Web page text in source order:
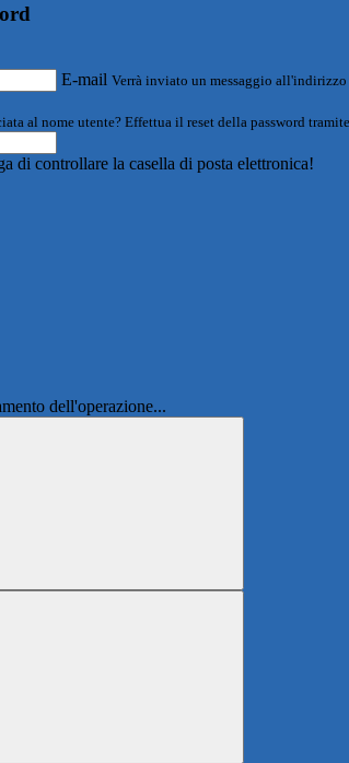
E-mail Verrà inviato un messaggio
al nome utente? Effettua il reset della password
di controllare la casella di posta elettronica!
dell'operazione...